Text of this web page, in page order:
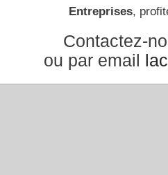
Entreprises,
Contactez-
ou par email